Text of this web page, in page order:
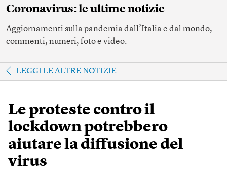
Coronavirus: le ultime notizie
Aggiornamenti sulla pandemia dall’Italia e dal mondo,
commenti, numeri, foto e video.
LEGGI LE ALTRE NOTIZIE
Le proteste contro il
lockdown potrebbero
aiutare la diffusione del
virus